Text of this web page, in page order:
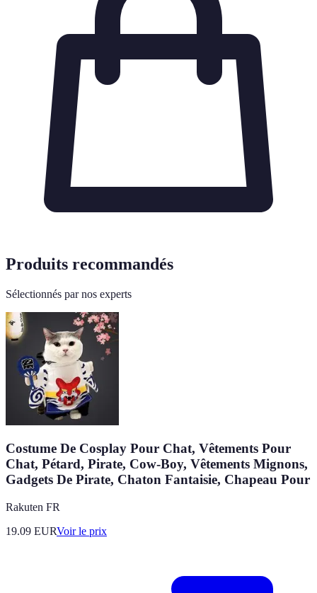
Produits recommandés
Sélectionnés par nos experts
Costume De Cosplay Pour Chat, Vêtements Pour
Chat, Pétard, Pirate, Cow-Boy, Vêtements Mignons,
Gadgets De Pirate, Chaton Fantaisie, Chapeau Pour
Rakuten FR
19.09 EURVoir le prix